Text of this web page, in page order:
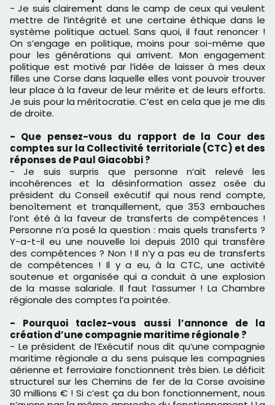
- Je suis clairement dans le camp de ceux qui veulent
mettre de l’intégrité et une certaine éthique dans le
système politique actuel. Sans quoi, il faut renoncer !
On s’engage en politique, moins pour soi-même que
pour les générations qui arrivent. Mon engagement
politique est motivé par l’idée de laisser à mes deux
filles une Corse dans laquelle elles vont pouvoir trouver
leur place à la faveur de leur mérite et de leurs efforts.
Je suis pour la méritocratie. C’est en cela que je me dis
de droite.
- Que pensez-vous du rapport de la Cour des
comptes sur la Collectivité territoriale (CTC) et des
réponses de Paul Giacobbi ?
- Je suis surpris que personne n’ait relevé les
incohérences et la désinformation assez osée du
président du Conseil exécutif qui nous rend compte,
benoîtement et tranquillement, que 353 embauches
l’ont été à la faveur de transferts de compétences !
Personne n’a posé la question : mais quels transferts ?
Y-a-t-il eu une nouvelle loi depuis 2010 qui transfère
des compétences ? Non ! Il n’y a pas eu de transferts
de compétences ! Il y a eu, à la CTC, une activité
soutenue et organisée qui a conduit à une explosion
de la masse salariale. Il faut l’assumer ! La Chambre
régionale des comptes l’a pointée.
- Pourquoi taclez-vous aussi l’annonce de la
création d’une compagnie maritime régionale ?
- Le président de l’Exécutif nous dit qu’une compagnie
maritime régionale a du sens puisque les compagnies
aérienne et ferroviaire fonctionnent très bien. Le déficit
structurel sur les Chemins de fer de la Corse avoisine
30 millions € ! Si c’est ça du bon fonctionnement, nous